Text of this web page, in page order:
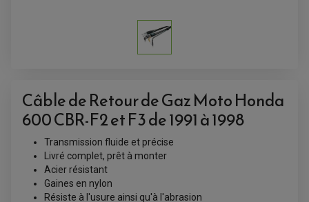
ACCESSOIRES ANODISES POUR QUAD
BOUCHON DE RÉSERVOIR QUAD
GUIDON QUAD
KIT DÉCO QUAD / SSV
POIGNÉE QUAD
PROTÈGE-MAINS
PONTETS / REHAUSSES DE GUIDON
REPOSE PIED QUAD
Câble de Retour de Gaz Moto Honda
600 CBR-F2 et F3 de 1991 à 1998
Transmission fluide et précise
Livré complet, prêt à monter
Acier résistant
Gaines en nylon
Résiste à l'usure ainsi qu'à l'abrasion